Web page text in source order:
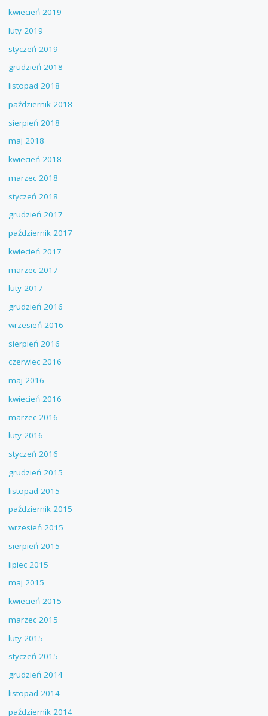
kwiecień 2019
luty 2019
styczeń 2019
grudzień 2018
listopad 2018
październik 2018
sierpień 2018
maj 2018
kwiecień 2018
marzec 2018
styczeń 2018
grudzień 2017
październik 2017
kwiecień 2017
marzec 2017
luty 2017
grudzień 2016
wrzesień 2016
sierpień 2016
czerwiec 2016
maj 2016
kwiecień 2016
marzec 2016
luty 2016
styczeń 2016
grudzień 2015
listopad 2015
październik 2015
wrzesień 2015
sierpień 2015
lipiec 2015
maj 2015
kwiecień 2015
marzec 2015
luty 2015
styczeń 2015
grudzień 2014
listopad 2014
październik 2014